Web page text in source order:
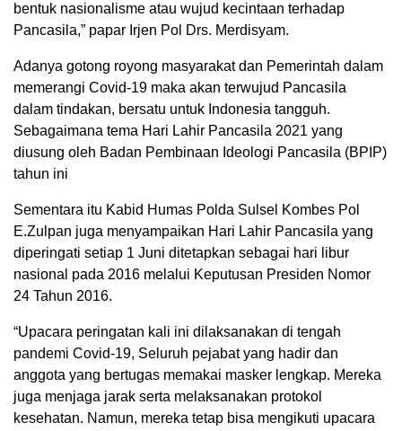
bentuk nasionalisme atau wujud kecintaan terhadap
Pancasila,” papar Irjen Pol Drs. Merdisyam.
Adanya gotong royong masyarakat dan Pemerintah dalam
memerangi Covid-19 maka akan terwujud Pancasila
dalam tindakan, bersatu untuk Indonesia tangguh.
Sebagaimana tema Hari Lahir Pancasila 2021 yang
diusung oleh Badan Pembinaan Ideologi Pancasila (BPIP)
tahun ini
Sementara itu Kabid Humas Polda Sulsel Kombes Pol
E.Zulpan juga menyampaikan Hari Lahir Pancasila yang
diperingati setiap 1 Juni ditetapkan sebagai hari libur
nasional pada 2016 melalui Keputusan Presiden Nomor
24 Tahun 2016.
“Upacara peringatan kali ini dilaksanakan di tengah
pandemi Covid-19, Seluruh pejabat yang hadir dan
anggota yang bertugas memakai masker lengkap. Mereka
juga menjaga jarak serta melaksanakan protokol
kesehatan. Namun, mereka tetap bisa mengikuti upacara